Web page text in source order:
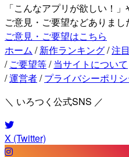
「こんなアプリが欲しい！
ご意見・ご要望などありまし
ご意見・ご要望はこちら
ホーム / 新作ランキング/注
/ ご要望等/ 当サイトについて
/運営者/ プライバシーポリ
＼ いろつく公式SNS ／
X (Twitter)